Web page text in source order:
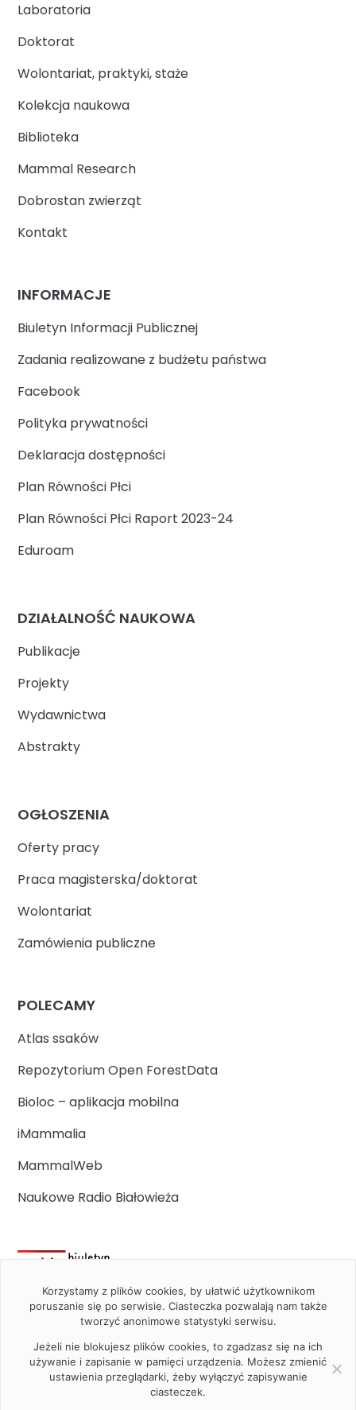
Laboratoria
Doktorat
Wolontariat, praktyki, staże
Kolekcja naukowa
Biblioteka
Mammal Research
Dobrostan zwierząt
Kontakt
INFORMACJE
Biuletyn Informacji Publicznej
Zadania realizowane z budżetu państwa
Facebook
Polityka prywatności
Deklaracja dostępności
Plan Równości Płci
Plan Równości Płci Raport 2023-24
Eduroam
DZIAŁALNOŚĆ NAUKOWA
Publikacje
Projekty
Wydawnictwa
Abstrakty
OGŁOSZENIA
Oferty pracy
Praca magisterska/doktorat
Wolontariat
Zamówienia publiczne
POLECAMY
Atlas ssaków
Repozytorium Open ForestData
Bioloc – aplikacja mobilna
iMammalia
MammalWeb
Naukowe Radio Białowieża
Korzystamy z plików cookies, by ułatwić użytkownikom
poruszanie się po serwisie. Ciasteczka pozwalają nam także
tworzyć anonimowe statystyki serwisu.
Jeżeli nie blokujesz plików cookies, to zgadzasz się na ich
używanie i zapisanie w pamięci urządzenia. Możesz zmienić
ustawienia przeglądarki, żeby wyłączyć zapisywanie
ciasteczek.